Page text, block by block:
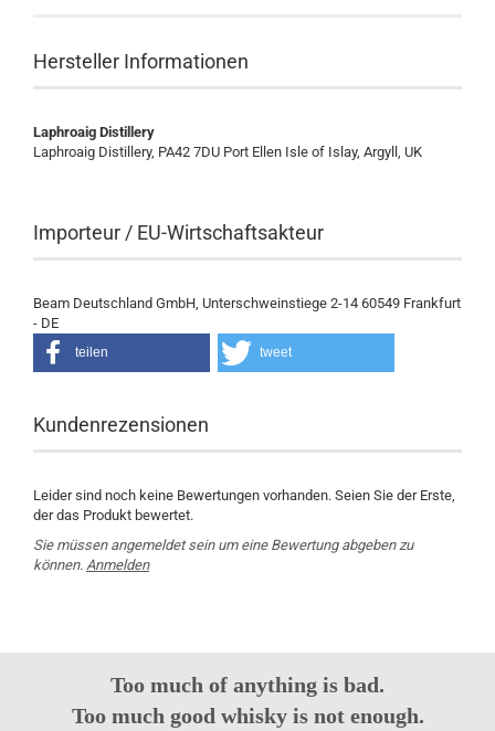
Hersteller Informationen
Laphroaig Distillery
Laphroaig Distillery, PA42 7DU Port Ellen Isle of Islay, Argyll, UK
Importeur / EU-Wirtschaftsakteur
Beam Deutschland GmbH, Unterschweinstiege 2-14 60549 Frankfurt
- DE
teilen tweet
Kundenrezensionen
Leider sind noch keine Bewertungen vorhanden. Seien Sie der Erste,
der das Produkt bewertet.
Sie müssen angemeldet sein um eine Bewertung abgeben zu
können. Anmelden
Too much of anything is bad.
Too much good whisky is not enough.